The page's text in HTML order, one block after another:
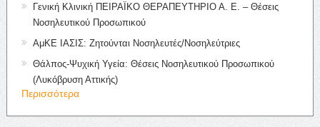
Γενική Κλινική ΠΕΙΡΑΪΚΟ ΘΕΡΑΠΕΥΤΗΡΙΟ Α. Ε. – Θέσεις
Νοσηλευτικού Προσωπικού
ΑμΚΕ ΙΑΣΙΣ: Ζητούνται Νοσηλευτές/Νοσηλεύτριες
Θάλπος-Ψυχική Υγεία: Θέσεις Νοσηλευτικού Προσωπικού
(Λυκόβρυση Αττικής)
Περισσότερα